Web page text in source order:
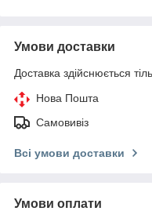
Умови доставки
Доставка здійснюється
Нова Пошта
Самовивіз
Всі умови доставки
Умови оплати